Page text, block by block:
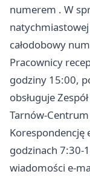
numerem . W
całodobowy
Pracownicy
godziny 15:00,
obsługuje
Tarnów-
Korespondencję
godzinach 7:30-
wiadomości e-